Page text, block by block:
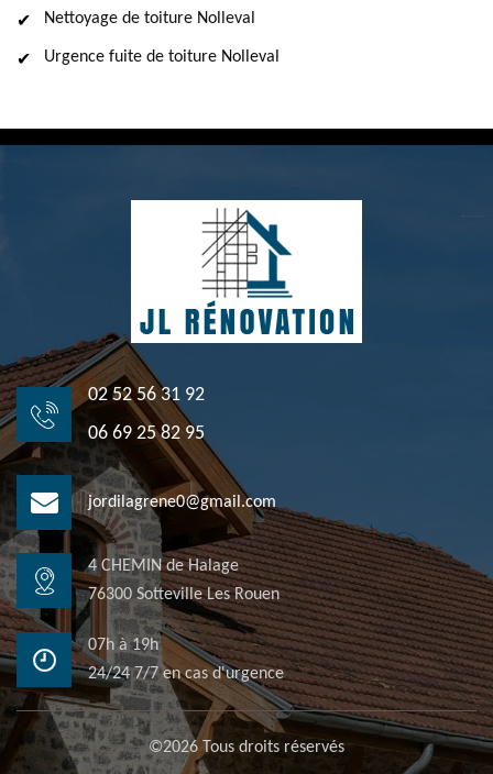
Nettoyage de toiture Nolleval
Urgence fuite de toiture Nolleval
02 52 56 31 92
06 69 25 82 95
jordilagrene0@gmail.com
4 CHEMIN de Halage
76300 Sotteville Les Rouen
07h à 19h
24/24 7/7 en cas d'urgence
©2026 Tous droits réservés